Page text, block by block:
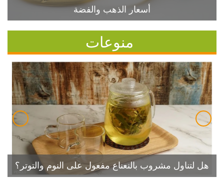
أسعار الذهب والفضة
منوعات
هل لتناول مشروب بالنعناع مفعول على النوم والتوتر؟